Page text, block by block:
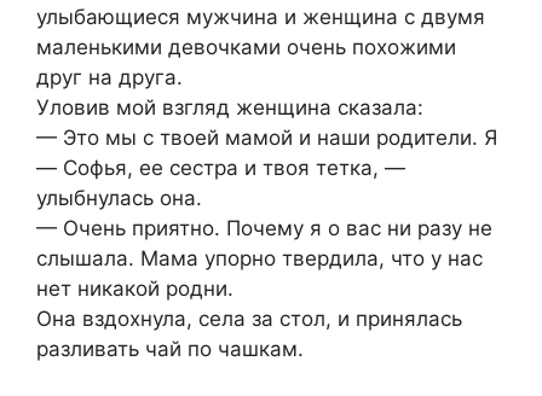
улыбающиеся мужчина и женщина с двумя
маленькими девочками очень похожими
друг на друга.
Уловив мой взгляд женщина сказала:
— Это мы с твоей мамой и наши родители. Я
— Софья, ее сестра и твоя тетка, —
улыбнулась она.
— Очень приятно. Почему я о вас ни разу не
слышала. Мама упорно твердила, что у нас
нет никакой родни.
Она вздохнула, села за стол, и принялась
разливать чай по чашкам.